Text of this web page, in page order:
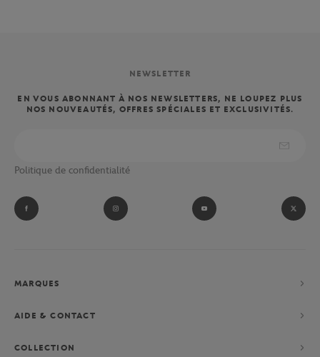
NEWSLETTER
EN VOUS ABONNANT À NOS NEWSLETTERS, NE LOUPEZ PLUS
NOS NOUVEAUTÉS, OFFRES SPÉCIALES ET EXCLUSIVITÉS.
Politique de confidentialité
MARQUES
AIDE & CONTACT
COLLECTION